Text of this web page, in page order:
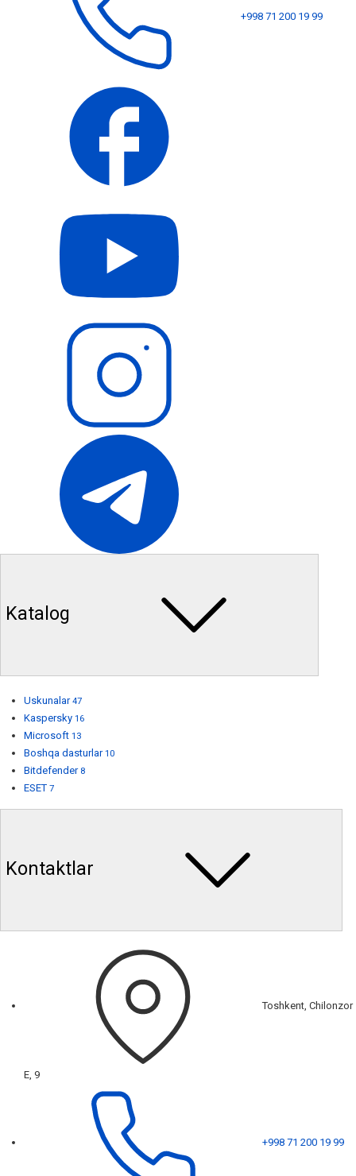
+998 71 200 19 99
Katalog
Uskunalar 47
Kaspersky 16
Microsoft 13
Boshqa dasturlar 10
Bitdefender 8
ESET 7
Kontaktlar
Toshkent, Chilonzor
E, 9
+998 71 200 19 99